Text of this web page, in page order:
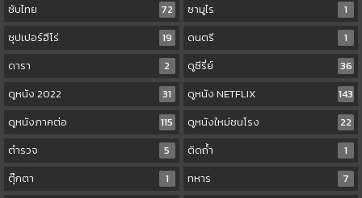
ซับไทย
72 ซามูไร
1
ซุปเปอร์ฮีโร่
19 ดนตรี
1
ดารา
2 ดูซีรี่ย์
36
ดูหนัง 2022
31 ดูหนัง NETFLIX
143
ดูหนังภาคต่อ
115 ดูหนังใหม่ชนโรง
22
ตำรวจ
5 ติดถ้ำ
1
ตุ๊กตา
1 ทหาร
7